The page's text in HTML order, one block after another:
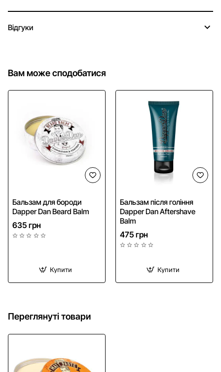
Відгуки
Вам може сподобатися
Бальзам для бороди
Dapper Dan Beard Balm
635 грн
Купити
Бальзам після гоління
Dapper Dan Aftershave
Balm
475 грн
Купити
Переглянуті товари